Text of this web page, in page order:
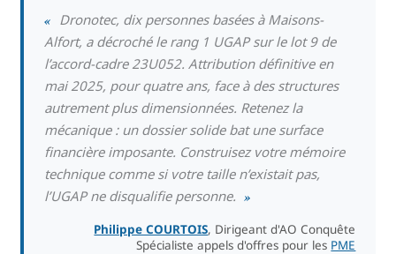
« Dronotec, dix personnes basées à Maisons-
Alfort, a décroché le rang 1 UGAP sur le lot 9 de
l’accord-cadre 23U052. Attribution définitive en
mai 2025, pour quatre ans, face à des structures
autrement plus dimensionnées. Retenez la
mécanique : un dossier solide bat une surface
financière imposante. Construisez votre mémoire
technique comme si votre taille n’existait pas,
l’UGAP ne disqualifie personne. »
Philippe COURTOIS, Dirigeant d'AO Conquête
Spécialiste appels d'offres pour les PME